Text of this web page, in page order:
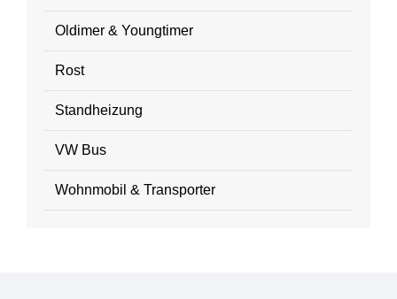
Oldimer & Youngtimer
Rost
Standheizung
VW Bus
Wohnmobil & Transporter